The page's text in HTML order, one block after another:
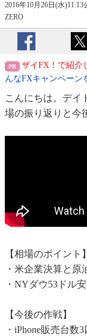
2016年10月26日(水)11:13
ZERO
ザイFX！で紹介
んなFXキャンペーン
こんにちは。デイ
場の振り返りと今
【相場のポイント】
・米企業決算と原
・NYダウ53ドル
【今後の作戦】
・iPhone販売台数